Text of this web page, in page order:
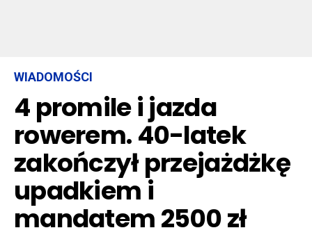
WIADOMOŚCI
4 promile i jazda
rowerem. 40-latek
zakończył przejażdżkę
upadkiem i
mandatem 2500 zł